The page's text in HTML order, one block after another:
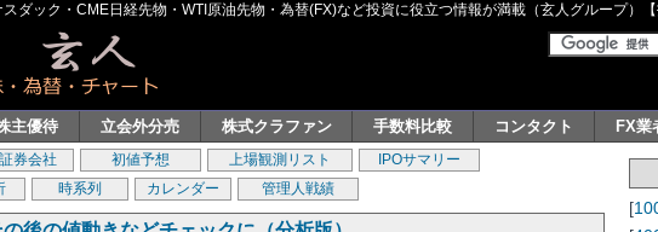
ダック・CME日経先物・WTI原油先物・為替(FX)など投資に役立つ情報が満載（玄人グループ）
主優待 立会外分売 株式クラファン 手数料比較 コンタクト FX業
券会社 初値予想 上場観測リスト
IPOサマリー
時系列 カレンダー 管理人戦績
[